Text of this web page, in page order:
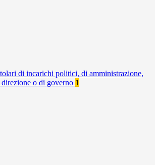
di incarichi politici, di amministrazione,
o di governo 1